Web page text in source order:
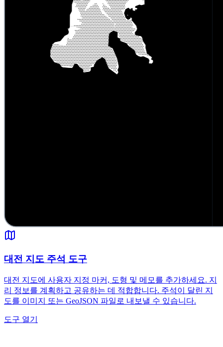
대전 지도 주석 도구
대전 지도에 사용자 지정 마커, 도형 및 메모를 추가하세요. 지
리 정보를 계획하고 공유하는 데 적합합니다. 주석이 달린 지
도를 이미지 또는 GeoJSON 파일로 내보낼 수 있습니다.
도구 열기